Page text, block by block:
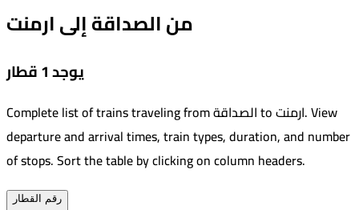
من الصداقة إلى ارمنت
يوجد 1 قطار
Complete list of trains traveling fromالصداقةtoارمنت.View
departure and arrival times, train types, duration, and number
of stops. Sort the table by clicking on column headers.
رقم القطار